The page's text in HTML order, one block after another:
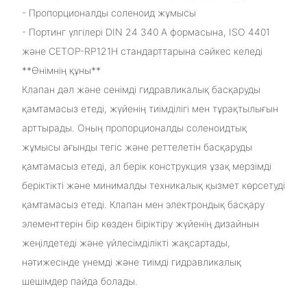
- Пропорционалды соленоид жұмысы
- Портинг үлгілері DIN 24 340 A формасына, ISO 4401
және CETOP-RP121H стандарттарына сәйкес келеді
**Өнімнің құны**
Клапан дәл және сенімді гидравликалық басқаруды
қамтамасыз етеді, жүйенің тиімділігі мен тұрақтылығын
арттырады. Оның пропорционалды соленоидтық
жұмысы ағынды тегіс және реттелетін басқаруды
қамтамасыз етеді, ал берік конструкция ұзақ мерзімді
беріктікті және минималды техникалық қызмет көрсетуді
қамтамасыз етеді. Клапан мен электрондық басқару
элементтерін бір көзден біріктіру жүйенің дизайнын
жеңілдетеді және үйлесімділікті жақсартады,
нәтижесінде үнемді және тиімді гидравликалық
шешімдер пайда болады.